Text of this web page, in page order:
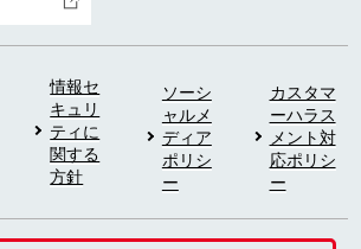
情報セ
キュリ
ティに
関する
方針
ソーシ
ャルメ
ディア
ポリシ
ー
カスタマ
ーハラス
メント対
応ポリシ
ー